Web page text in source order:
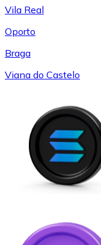
Vila Real
Oporto
Braga
Viana do Castelo